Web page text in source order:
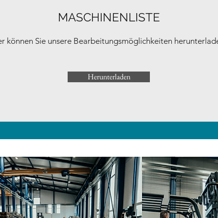
MASCHINENLISTE
können Sie unsere Bearbeitungsmöglichkeiten
Herunterladen